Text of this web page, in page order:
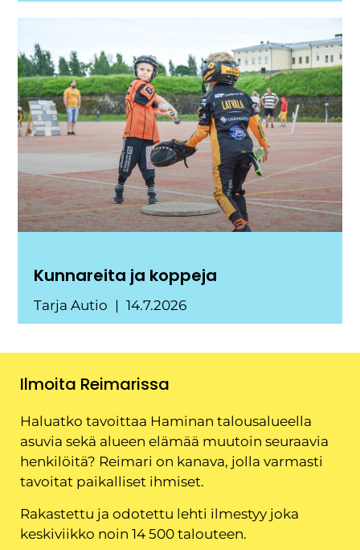
Kunnareita ja koppeja
Tarja Autio 14.7.2026
Ilmoita Reimarissa
Haluatko tavoittaa Haminan talousalueella
asuvia sekä alueen elämää muutoin seuraavia
henkilöitä? Reimari on kanava, jolla varmasti
tavoitat paikalliset ihmiset.
Rakastettu ja odotettu lehti ilmestyy joka
keskiviikko noin 14 500 talouteen.